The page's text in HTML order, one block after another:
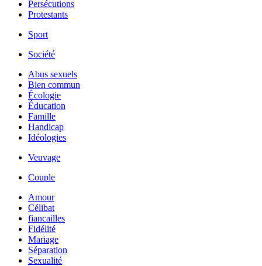
Persécutions
Protestants
Sport
Société
Abus sexuels
Bien commun
Écologie
Éducation
Famille
Handicap
Idéologies
Veuvage
Couple
Amour
Célibat
fiancailles
Fidélité
Mariage
Séparation
Sexualité